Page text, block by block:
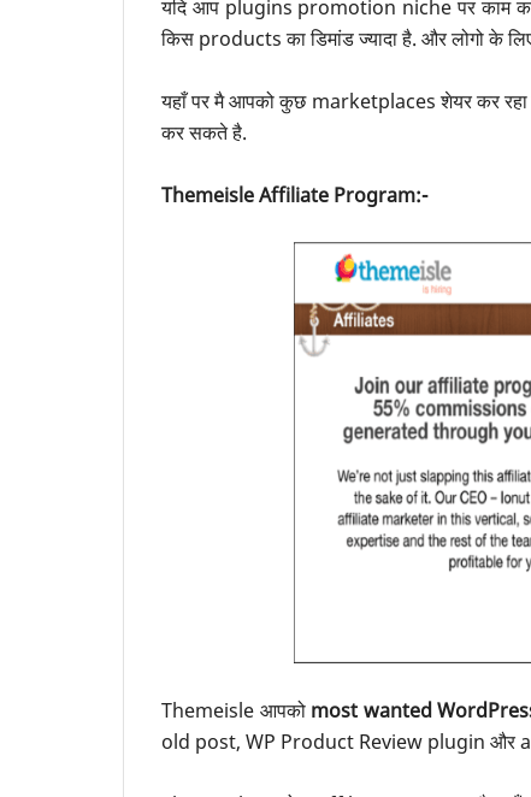
यदि आप plugins promotion niche पर काम
किस products का डिमांड ज्यादा है. और लोगो के
यहाँ पर मै आपको कुछ marketplaces शेयर कर
कर सकते है.
Themeisle Affiliate Program:-
Themeisle आपको most wanted
old post, WP Product Review plugin और